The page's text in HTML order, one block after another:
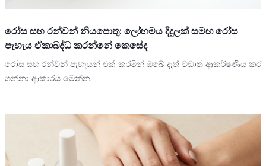
රෝස සහ රන්වන් නියපොතු: ලෝහමය දිදුලක් සමඟ රෝස
පැහැය ඒකාබද්ධ කරන්නේ කෙසේද
රෝස සහ රන්වන් පැහැයන් එක් කරමින් ඔබේ දෑත් වඩාත් ආකර්ෂණීය කර
ගන්නා ආකාරය මෙන්න.